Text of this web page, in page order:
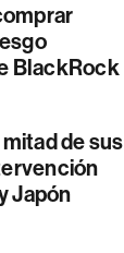
BlackRock
de sus
Japón